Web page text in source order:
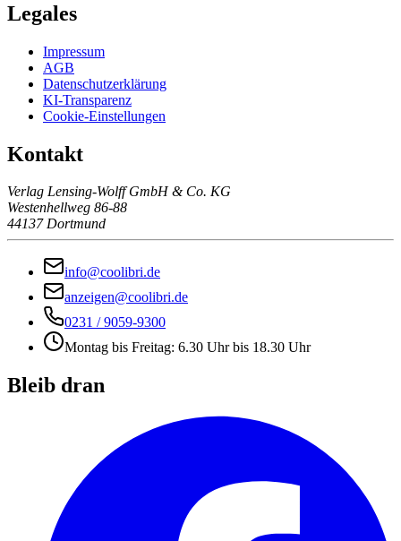
Legales
Impressum
AGB
Datenschutzerklärung
KI-Transparenz
Cookie-Einstellungen
Kontakt
Verlag Lensing-Wolff GmbH & Co. KG
Westenhellweg 86-88
44137 Dortmund
info@coolibri.de
anzeigen@coolibri.de
0231 / 9059-9300
Montag bis Freitag: 6.30 Uhr bis 18.30 Uhr
Bleib dran